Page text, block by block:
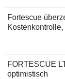
Fortescue
FORTESCUE
optimistisch